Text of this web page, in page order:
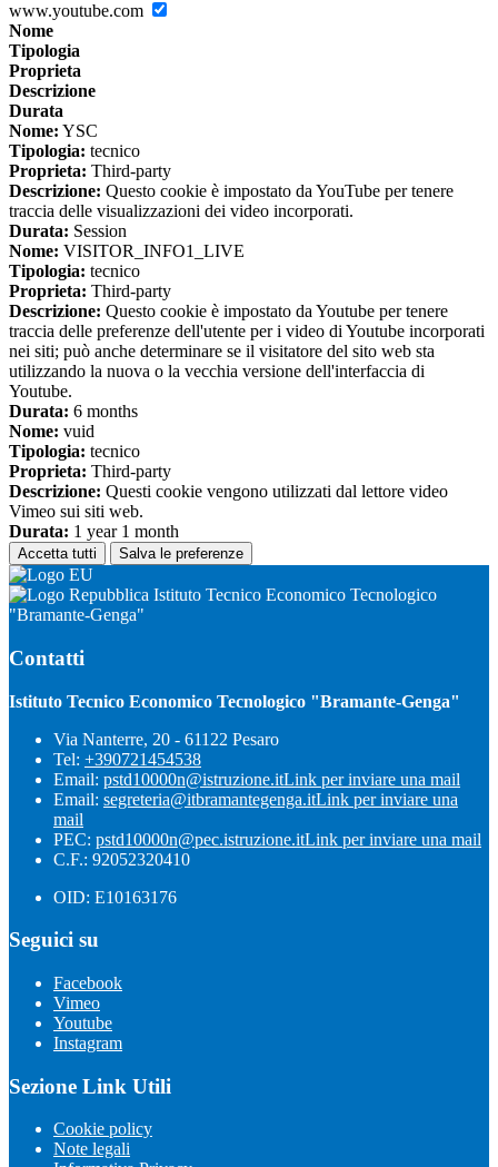
www.youtube.com
Nome
Tipologia
Proprieta
Descrizione
Durata
Nome: YSC
Tipologia: tecnico
Proprieta: Third-party
Descrizione: Questo cookie è impostato da YouTube per tenere
traccia delle visualizzazioni dei video incorporati.
Durata: Session
Nome: VISITOR_INFO1_LIVE
Tipologia: tecnico
Proprieta: Third-party
Descrizione: Questo cookie è impostato da Youtube per tenere
traccia delle preferenze dell'utente per i video di Youtube incorporati
nei siti; può anche determinare se il visitatore del sito web sta
utilizzando la nuova o la vecchia versione dell'interfaccia di
Youtube.
Durata: 6 months
Nome: vuid
Tipologia: tecnico
Proprieta: Third-party
Descrizione: Questi cookie vengono utilizzati dal lettore video
Vimeo sui siti web.
Durata: 1 year 1 month
Accetta tutti Salva le preferenze
Istituto Tecnico Economico Tecnologico
"Bramante-Genga"
Contatti
Istituto Tecnico Economico Tecnologico "Bramante-Genga"
Via Nanterre, 20 - 61122 Pesaro
Tel: +390721454538
Email: pstd10000n@istruzione.itLink per inviare una mail
Email: segreteria@itbramantegenga.itLink per inviare una
mail
PEC: pstd10000n@pec.istruzione.itLink per inviare una mail
C.F.: 92052320410
OID: E10163176
Seguici su
Facebook
Vimeo
Youtube
Instagram
Sezione Link Utili
Cookie policy
Note legali